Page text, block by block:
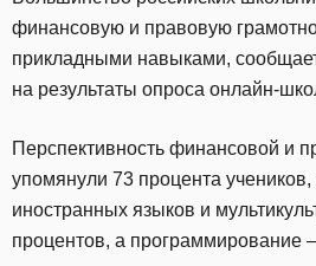
финансовую и правовую
прикладными навыками,
на результаты опроса онлайн-
Перспективность финансовой и
упомянули 73 процента учеников,
иностранных языков и
процентов, а программирование